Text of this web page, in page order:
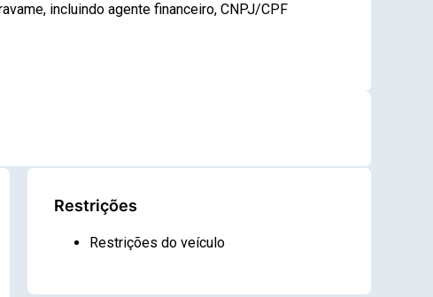
incluindo agente financeiro, CNPJ/CPF
Restrições
Restrições do veículo